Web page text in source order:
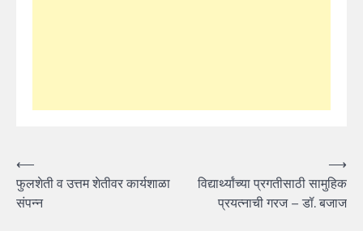
Post
navigation
⟵
फुलशेती व उत्तम शेतीवर कार्यशाळा
संपन्न
विद्यार्थ्यांच्या प्रगतीसाठी सामुहिक
प्रयत्नाची गरज – डॉ. बजाज
⟶